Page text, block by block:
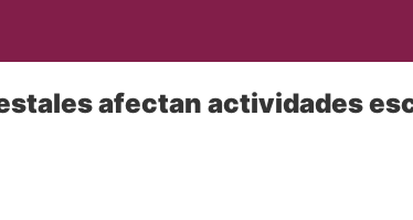
afectan actividades